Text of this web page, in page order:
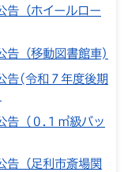
告（ホイールロー
告（移動図書館車)
告(令和７年度後期
告（０.１㎥級バッ
告（足利市斎場関